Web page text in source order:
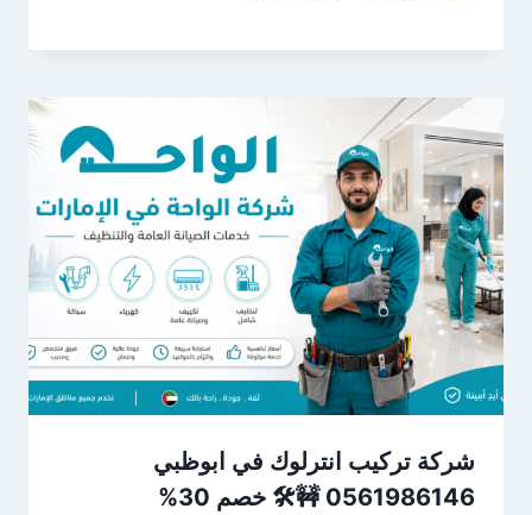
شركة تركيب انترلوك في ابوظبي
0561986146 🚧🛠️ خصم 30%